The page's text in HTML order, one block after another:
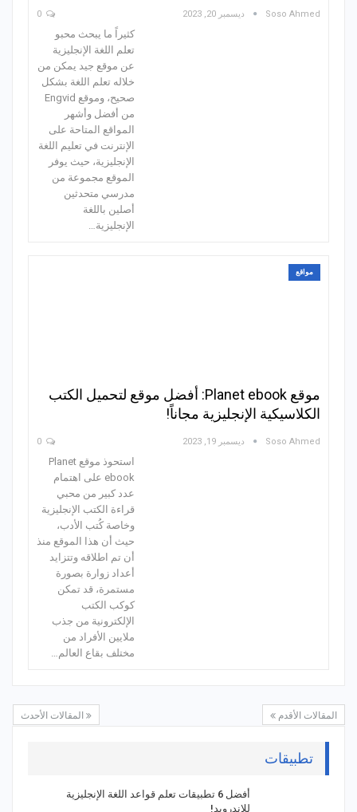
Soso Ahmed ديسمبر 20, 2023
كثيراً ما يبحث محبو
تعلم اللغة الإنجليزية
عن موقع جيد يمكن من
خلاله تعلم اللغة بشكل
صحيح، وموقع Engvid
من أفضل وأشهر
المواقع المتاحة على
الإنترنت في تعليم اللغة
الإنجليزية، حيث يوفر
الموقع مجموعة من
مدرسي متحدثين
أصلين باللغة
الإنجليزية…
مواقع
موقع Planet ebook: أفضل موقع لتحميل الكتب
الكلاسيكية الإنجليزية مجاناً!
Soso Ahmed ديسمبر 19, 2023
استحوذ موقع Planet
ebook على اهتمام
عدد كبير من محبي
قراءة الكتب الإنجليزية
وخاصة كُتب الأدب،
حيث أن هذا الموقع منذ
أن تم اطلاقه وتتزايد
أعداد زوارة بصورة
مستمرة، قد تمكن
كوكب الكتب
الإلكترونية من جذب
ملايين الأفراد من
مختلف بقاع العالم…
المقالات الأقدم المقالات الأحدث
تطبيقات
أفضل 6 تطبيقات تعلم قواعد اللغة الإنجليزية
للاندرويد!